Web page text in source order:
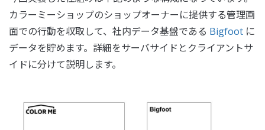
カラーミーショップのショップオーナーに提供する管理画
面での行動を収取して、社内データ基盤である Bigfoot に
データを貯めます。詳細をサーバサイドとクライアントサ
イドに分けて説明します。